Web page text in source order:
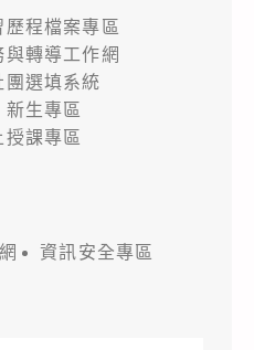
歷程檔案專區
與轉導工作網
團選填系統
新生專區
授課專區
資訊安全專區